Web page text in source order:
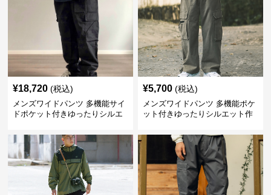
¥18,720 (税込)
メンズワイドパンツ 多機能サイ
ドポケット付きゆったりシルエ
¥5,700 (税込)
メンズワイドパンツ 多機能ポケ
ット付きゆったりシルエット作